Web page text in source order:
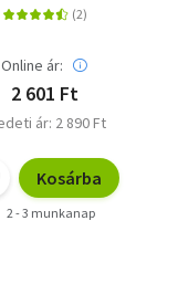
Online ár:
2 601 Ft
ár: 2 890 Ft
Kosárba
2 - 3 munkanap